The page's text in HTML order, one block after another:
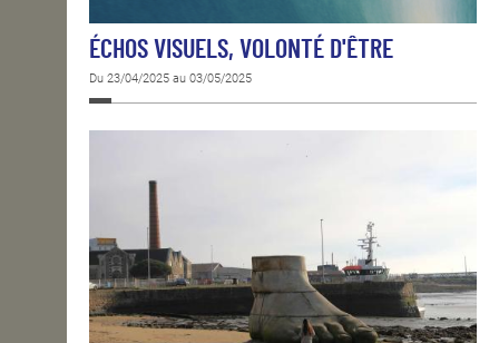
ÉCHOS VISUELS, VOLONTÉ D'ÊTRE
Du 23/04/2025 au 03/05/2025